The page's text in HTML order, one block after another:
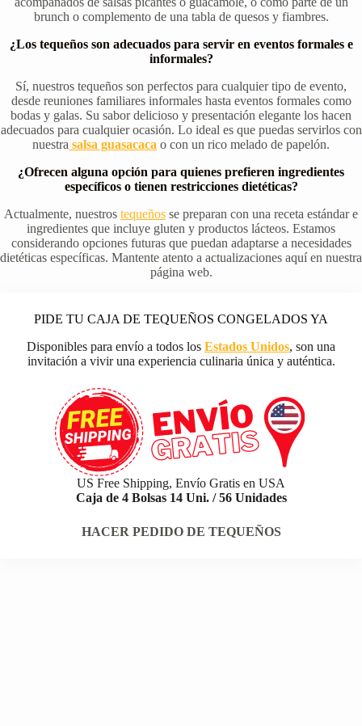
brunch o complemento de una tabla de quesos y fiambres.
¿Los tequeños son adecuados para servir en eventos formales e
informales?
Sí, nuestros tequeños son perfectos para cualquier tipo de evento,
desde reuniones familiares informales hasta eventos formales como
bodas y galas. Su sabor delicioso y presentación elegante los hacen
adecuados para cualquier ocasión. Lo ideal es que puedas servirlos con
nuestra salsa guasacaca o con un rico melado de papelón.
¿Ofrecen alguna opción para quienes prefieren ingredientes
específicos o tienen restricciones dietéticas?
Actualmente, nuestros tequeños se preparan con una receta estándar e
ingredientes que incluye gluten y productos lácteos. Estamos
considerando opciones futuras que puedan adaptarse a necesidades
dietéticas específicas. Mantente atento a actualizaciones aquí en nuestra
página web.
PIDE TU CAJA DE TEQUEÑOS CONGELADOS YA
Disponibles para envío a todos los Estados Unidos, son una
invitación a vivir una experiencia culinaria única y auténtica.
US Free Shipping, Envío Gratis en USA
Caja de 4 Bolsas 14 Uni. / 56 Unidades
HACER PEDIDO DE TEQUEÑOS